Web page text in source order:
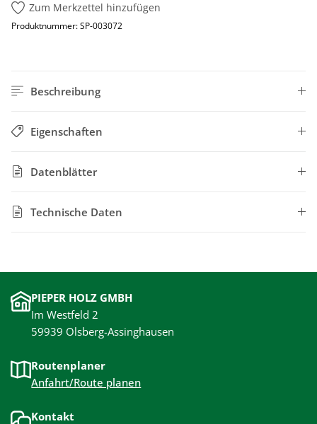
Zum Merkzettel hinzufügen
Produktnummer:SP-003072
Beschreibung
Eigenschaften
Datenblätter
Technische Daten
PIEPER HOLZ GMBH
Im Westfeld 2
59939 Olsberg-Assinghausen
Routenplaner
Anfahrt/Route planen
Kontakt